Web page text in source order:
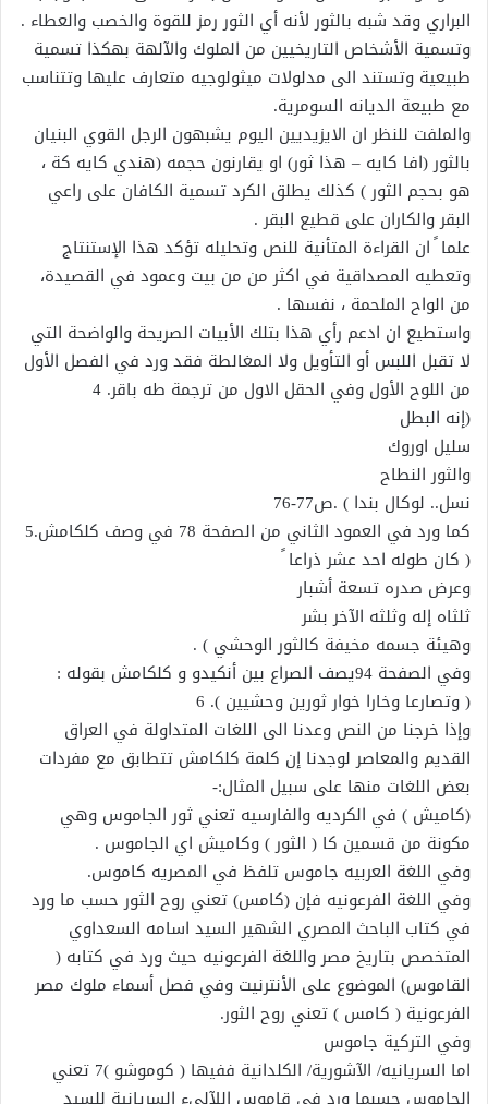
البراري وقد شبه بالثور لأنه أي الثور رمز للقوة والخصب والعطاء .
وتسمية الأشخاص التاريخيين من الملوك والآلهة بهكذا تسمية
طبيعية وتستند الى مدلولات ميثولوجيه متعارف عليها وتتناسب
مع طبيعة الديانه السومرية.
والملفت للنظر ان الايزيديين اليوم يشبهون الرجل القوي البنيان
بالثور (افا كايه – هذا ثور) او يقارنون حجمه (هندي كايه كة ،
هو بحجم الثور ) كذلك يطلق الكرد تسمية الكافان على راعي
البقر والكاران على قطيع البقر .
علما ً ان القراءة المتأنية للنص وتحليله تؤكد هذا الإستنتاج
وتعطيه المصداقية في اكثر من من بيت وعمود في القصيدة،
من الواح الملحمة ، نفسها .
واستطيع ان ادعم رأي هذا بتلك الأبيات الصريحة والواضحة التي
لا تقبل اللبس أو التأويل ولا المغالطة فقد ورد في الفصل الأول
من اللوح الأول وفي الحقل الاول من ترجمة طه باقر. 4
(إنه البطل
سليل اوروك
والثور النطاح
نسل.. لوكال بندا ) .ص77-76
كما ورد في العمود الثاني من الصفحة 78 في وصف كلكامش.5
( كان طوله احد عشر ذراعا ً
وعرض صدره تسعة أشبار
ثلثاه إله وثلثه الآخر بشر
وهيئة جسمه مخيفة كالثور الوحشي ) .
وفي الصفحة 94يصف الصراع بين أنكيدو و كلكامش بقوله :
( وتصارعا وخارا خوار ثورين وحشيين ). 6
وإذا خرجنا من النص وعدنا الى اللغات المتداولة في العراق
القديم والمعاصر لوجدنا إن كلمة كلكامش تتطابق مع مفردات
بعض اللغات منها على سبيل المثال:-
(كاميش ) في الكرديه والفارسيه تعني ثور الجاموس وهي
مكونة من قسمين كا ( الثور ) وكاميش اي الجاموس .
وفي اللغة العربيه جاموس تلفظ في المصريه كاموس.
وفي اللغة الفرعونيه فإن (كامس) تعني روح الثور حسب ما ورد
في كتاب الباحث المصري الشهير السيد اسامه السعداوي
المتخصص بتاريخ مصر واللغة الفرعونيه حيث ورد في كتابه (
القاموس) الموضوع على الأنترنيت وفي فصل أسماء ملوك مصر
الفرعونية ( كامس ) تعني روح الثور.
وفي التركية جاموس
اما السريانيه/ الآشورية/ الكلدانية ففيها ( كوموشو )7 تعني